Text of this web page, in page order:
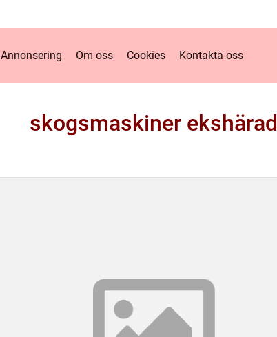
Annonsering Om oss Cookies Kontakta oss
skogsmaskiner ekshärad